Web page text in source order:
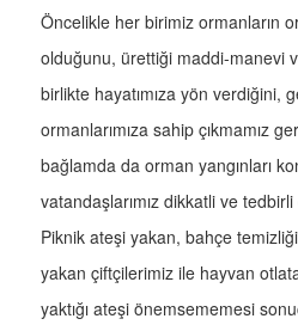
Öncelikle her birimiz ormanların
olduğunu, ürettiği maddi-manevi
birlikte hayatımıza yön verdiğini,
ormanlarımıza sahip çıkmamız
bağlamda da orman yangınları
vatandaşlarımız dikkatli ve
Piknik ateşi yakan, bahçe
yakan çiftçilerimiz ile hayvan
yaktığı ateşi önemsememesi